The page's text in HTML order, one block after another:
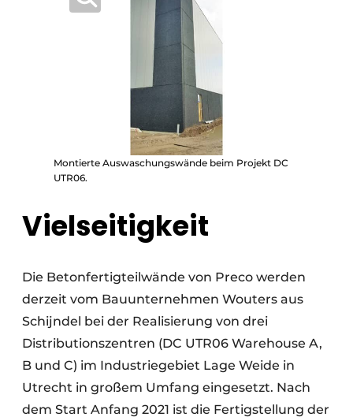
Montierte Auswaschungswände beim Projekt DC
UTR06.
Vielseitigkeit
Die Betonfertigteilwände von Preco werden
derzeit vom Bauunternehmen Wouters aus
Schijndel bei der Realisierung von drei
Distributionszentren (DC UTR06 Warehouse A,
B und C) im Industriegebiet Lage Weide in
Utrecht in großem Umfang eingesetzt. Nach
dem Start Anfang 2021 ist die Fertigstellung der